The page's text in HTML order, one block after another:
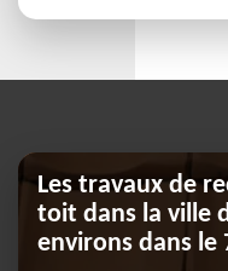
Les travaux de
toit dans la ville
environs dans le